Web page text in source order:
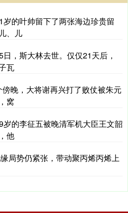
的叶帅留下了两张海边珍贵留
、儿
，斯大林去世。仅仅21天后，
瓦
晚，大将谢再兴打了败仗被朱元
窝
的李征五被晚清军机大臣王文韶
他
局势仍紧张，带动聚丙烯丙烯上